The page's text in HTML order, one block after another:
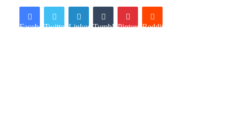
FacebookTwitter LinkedInTumblr PinterestReddit